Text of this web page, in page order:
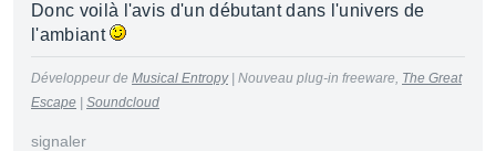
Donc voilà l'avis d'un débutant dans l'univers de
l'ambiant
Développeur de Musical Entropy| Nouveau plug-in freeware, The Great
Escape
Soundcloud
signaler